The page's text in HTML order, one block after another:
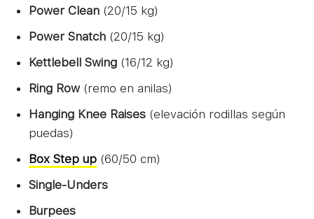
Power Clean (20/15 kg)
Power Snatch (20/15 kg)
Kettlebell Swing (16/12 kg)
Ring Row (remo en anilas)
Hanging Knee Raises (elevación rodillas según
puedas)
Box Step up (60/50 cm)
Single-Unders
Burpees